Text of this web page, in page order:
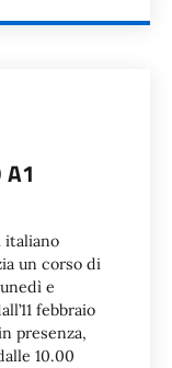
A1
italiano
un corso di
e
febbraio
presenza,
10.00